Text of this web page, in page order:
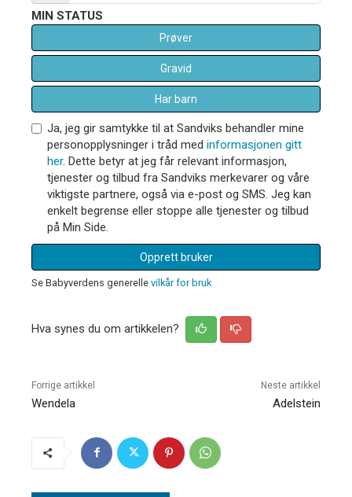
MIN STATUS
Prøver
Gravid
Har barn
Ja, jeg gir samtykke til at Sandviks behandler mine
personopplysninger i tråd med informasjonen gitt
her. Dette betyr at jeg får relevant informasjon,
tjenester og tilbud fra Sandviks merkevarer og våre
viktigste partnere, også via e-post og SMS. Jeg kan
enkelt begrense eller stoppe alle tjenester og tilbud
på Min Side.
Opprett bruker
Se Babyverdens generelle vilkår for bruk
Hva synes du om artikkelen?
Forrige artikkel
Wendela
Neste artikkel
Adelstein